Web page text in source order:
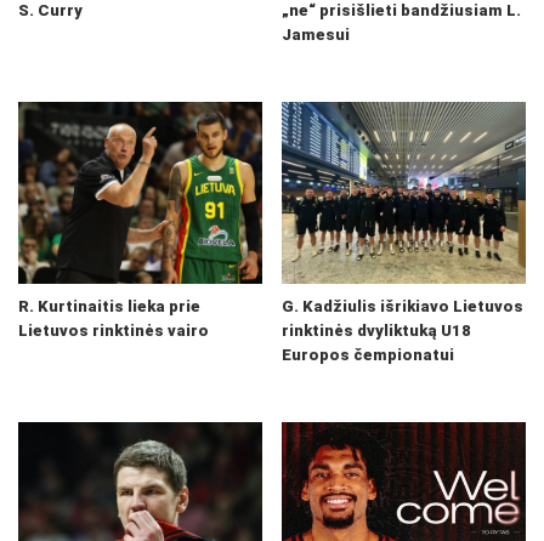
S. Curry
„ne“ prisišlieti bandžiusiam L.
Jamesui
R. Kurtinaitis lieka prie
Lietuvos rinktinės vairo
G. Kadžiulis išrikiavo Lietuvos
rinktinės dvyliktuką U18
Europos čempionatui